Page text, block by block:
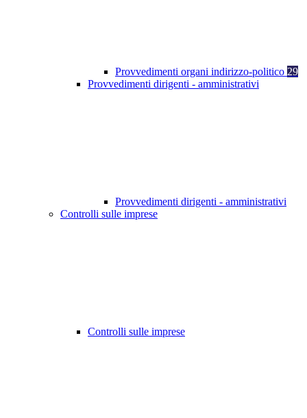
Provvedimenti organi indirizzo-politico 29
Provvedimenti dirigenti - amministrativi
Provvedimenti dirigenti - amministrativi
Controlli sulle imprese
Controlli sulle imprese